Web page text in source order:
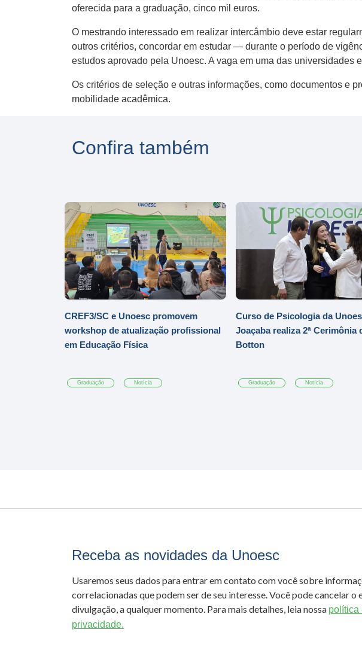
oferecida para a graduação, cinco mil euros.
O mestrando interessado em realizar intercâmbio deve estar
outros critérios, concordar em estudar — durante o período de
estudos aprovado pela Unoesc. A vaga em uma das universidades
Os critérios de seleção e outras informações, como documentos e
mobilidade acadêmica.
Confira também
CREF3/SC e Unoesc promovem
workshop de atualização profissional
em Educação Física
Graduação Notícia
Curso de Psicologia da
Joaçaba realiza 2ª Cerimônia
Botton
Graduação Notícia
Receba as novidades da Unoesc
Usaremos seus dados para entrar em contato com você sobre
correlacionadas que podem ser de seu interesse. Você pode cancelar o
divulgação, a qualquer momento. Para mais detalhes, leia nossa política
privacidade.